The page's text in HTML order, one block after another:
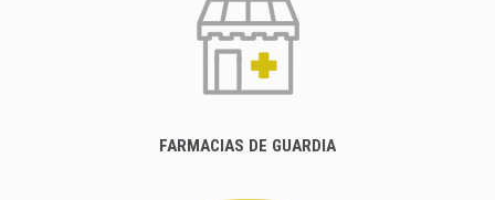
FARMACIAS DE GUARDIA